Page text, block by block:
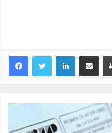
LinkedInCompartir